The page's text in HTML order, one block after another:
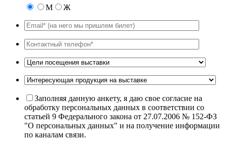
М Ж
Заполняя данную анкету, я даю свое согласие на
обработку персональных данных в соответствии со
статьей 9 Федерального закона от 27.07.2006 № 152-ФЗ
"О персональных данных" и на получение информации
по каналам связи.